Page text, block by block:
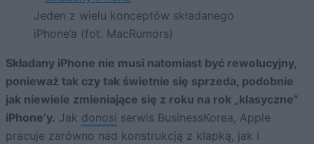
Jeden z wielu konceptów składanego
iPhone’a (fot. MacRumors)
Składany iPhone nie musi natomiast być rewolucyjny,
ponieważ tak czy tak świetnie się sprzeda, podobnie
jak niewiele zmieniające się z roku na rok „klasyczne”
iPhone’y. Jak donosi serwis BusinessKorea, Apple
pracuje zarówno nad konstrukcją z klapką, jak i